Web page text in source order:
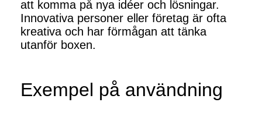
att komma på nya idéer och lösningar.
Innovativa personer eller företag är ofta
kreativa och har förmågan att tänka
utanför boxen.
Exempel på användning